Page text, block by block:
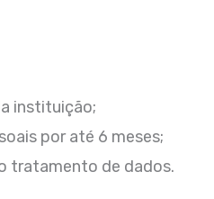
instituição;
por até 6 meses;
tratamento de dados.